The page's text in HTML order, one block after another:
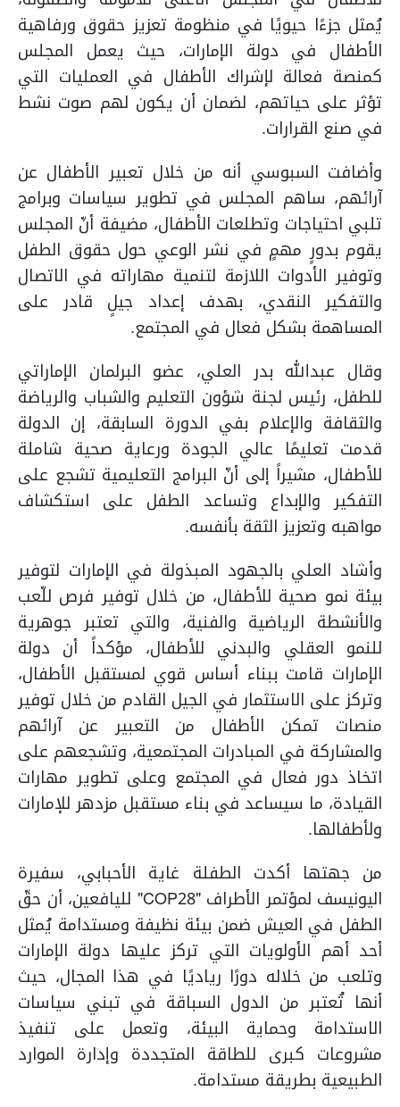
يُمثل جزءًا حيويًا في منظومة تعزيز حقوق ورفاهية
الأطفال في دولة الإمارات، حيث يعمل المجلس
كمنصة فعالة لإشراك الأطفال في العمليات التي
تؤثر على حياتهم، لضمان أن يكون لهم صوت نشط
في صنع القرارات.
وأضافت السبوسي أنه من خلال تعبير الأطفال عن
آرائهم، ساهم المجلس في تطوير سياسات وبرامج
تلبي احتياجات وتطلعات الأطفال، مضيفة أنّ المجلس
يقوم بدورٍ مهمٍ في نشر الوعي حول حقوق الطفل
وتوفير الأدوات اللازمة لتنمية مهاراته في الاتصال
والتفكير النقدي، بهدف إعداد جيلٍ قادر على
المساهمة بشكل فعال في المجتمع.
وقال عبدالله بدر العلي، عضو البرلمان الإماراتي
للطفل، رئيس لجنة شؤون التعليم والشباب والرياضة
والثقافة والإعلام بفي الدورة السابقة، إن الدولة
قدمت تعليمًا عالي الجودة ورعاية صحية شاملة
للأطفال، مشيراً إلى أنّ البرامج التعليمية تشجع على
التفكير والإبداع وتساعد الطفل على استكشاف
مواهبه وتعزيز الثقة بأنفسه.
وأشاد العلي بالجهود المبذولة في الإمارات لتوفير
بيئة نمو صحية للأطفال، من خلال توفير فرص للّعب
والأنشطة الرياضية والفنية، والتي تعتبر جوهرية
للنمو العقلي والبدني للأطفال، مؤكداً أن دولة
الإمارات قامت ببناء أساس قوي لمستقبل الأطفال،
وتركز على الاستثمار في الجيل القادم من خلال توفير
منصات تمكن الأطفال من التعبير عن آرائهم
والمشاركة في المبادرات المجتمعية، وتشجعهم على
اتخاذ دور فعال في المجتمع وعلى تطوير مهارات
القيادة، ما سيساعد في بناء مستقبل مزدهر للإمارات
ولأطفالها.
من جهتها أكدت الطفلة غاية الأحبابي، سفيرة
اليونيسف لمؤتمر الأطراف "COP28" لليافعين، أن حقّ
الطفل في العيش ضمن بيئة نظيفة ومستدامة يُمثل
أحد أهم الأولويات التي تركز عليها دولة الإمارات
وتلعب من خلاله دورًا رياديًا في هذا المجال، حيث
أنها تُعتبر من الدول السباقة في تبني سياسات
الاستدامة وحماية البيئة، وتعمل على تنفيذ
مشروعات كبرى للطاقة المتجددة وإدارة الموارد
الطبيعية بطريقة مستدامة.